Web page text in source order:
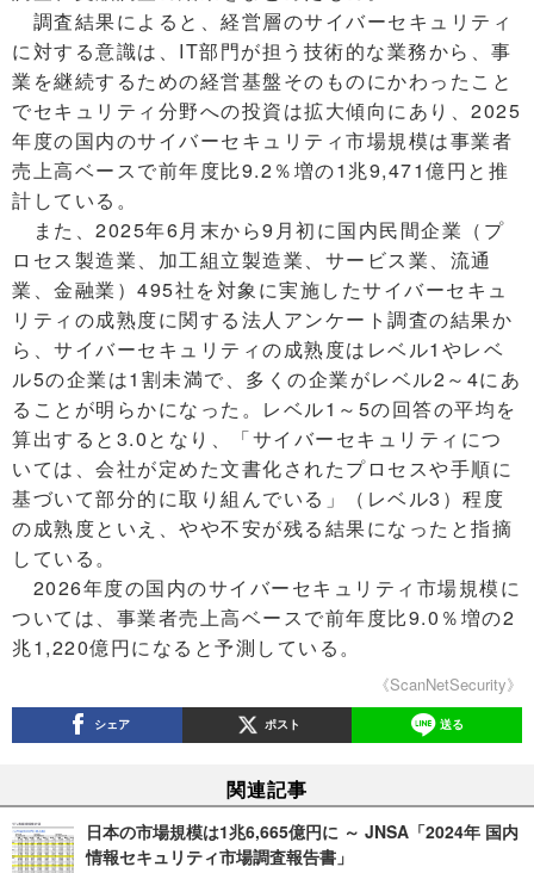
調査結果によると、経営層のサイバーセキュリティ
に対する意識は、IT部門が担う技術的な業務から、事
業を継続するための経営基盤そのものにかわったこと
でセキュリティ分野への投資は拡大傾向にあり、2025
年度の国内のサイバーセキュリティ市場規模は事業者
売上高ベースで前年度比9.2％増の1兆9,471億円と推
計している。
また、2025年6月末から9月初に国内民間企業（プ
ロセス製造業、加工組立製造業、サービス業、流通
業、金融業）495社を対象に実施したサイバーセキュ
リティの成熟度に関する法人アンケート調査の結果か
ら、サイバーセキュリティの成熟度はレベル1やレベ
ル5の企業は1割未満で、多くの企業がレベル2～4にあ
ることが明らかになった。レベル1～5の回答の平均を
算出すると3.0となり、「サイバーセキュリティにつ
いては、会社が定めた文書化されたプロセスや手順に
基づいて部分的に取り組んでいる」（レベル3）程度
の成熟度といえ、やや不安が残る結果になったと指摘
している。
2026年度の国内のサイバーセキュリティ市場規模に
ついては、事業者売上高ベースで前年度比9.0％増の2
兆1,220億円になると予測している。
《ScanNetSecurity》
シェア ポスト 送る
関連記事
日本の市場規模は1兆6,665億円に ～ JNSA「2024年 国内
情報セキュリティ市場調査報告書」